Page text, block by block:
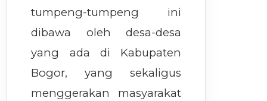
tumpeng-tumpeng ini
dibawa oleh desa-desa
yang ada di Kabupaten
Bogor, yang sekaligus
menggerakan masyarakat